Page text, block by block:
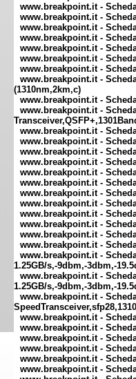
www.breakpoint.it -
www.breakpoint.it -
www.breakpoint.it -
www.breakpoint.it -
www.breakpoint.it -
www.breakpoint.it -
www.breakpoint.it -
www.breakpoint.it -
(1310nm,2km,c)
www.breakpoint.it -
www.breakpoint.it -
www.breakpoint.it -
www.breakpoint.it -
www.breakpoint.it -
www.breakpoint.it -
www.breakpoint.it -
www.breakpoint.it -
www.breakpoint.it -
www.breakpoint.it -
www.breakpoint.it -
www.breakpoint.it -
www.breakpoint.it -
www.breakpoint.it -
www.breakpoint.it -
1.25GB/s,-9dbm,-3dbm,-
www.breakpoint.it -
1.25GB/s,-9dbm,-3dbm,-
www.breakpoint.it -
www.breakpoint.it -
www.breakpoint.it -
www.breakpoint.it -
www.breakpoint.it -
www.breakpoint.it -
www.breakpoint.it -